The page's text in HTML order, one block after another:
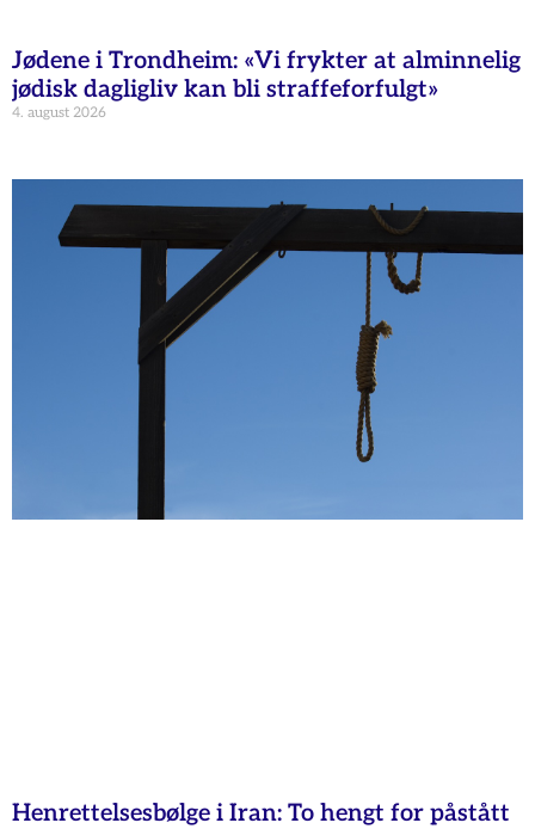
Jødene i Trondheim: «Vi frykter at alminnelig
jødisk dagligliv kan bli straffeforfulgt»
4. august 2026
Henrettelsesbølge i Iran: To hengt for påstått